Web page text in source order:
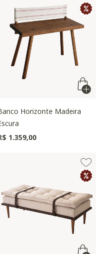
Horizonte Madeira
1.359,00